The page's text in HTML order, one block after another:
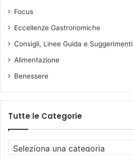
Focus
Eccellenze Gastronomiche
Consigli, Linee Guida e Suggerimenti
Alimentazione
Benessere
Tutte le Categorie
u